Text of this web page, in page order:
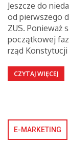
Jeszcze do
od pierwszego
ZUS. Ponieważ
początkowej
rząd Konstytucji
CZYTAJ WIĘCEJ
E-MARKETING